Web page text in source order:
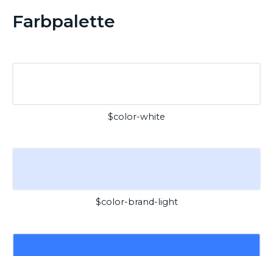
Farbpalette
$color-white
$color-brand-light